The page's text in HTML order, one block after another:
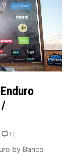
/
1 |
by Banco